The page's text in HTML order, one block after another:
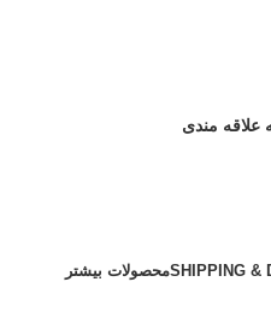
علاقه مندی
SHIPPING &محصولات بیشتر